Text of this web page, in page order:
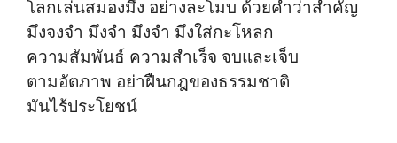
โลกเล่นสมองมึง อย่างละโมบ ด้วยคำว่าสำคัญ
มึงจงจำ มึงจำ มึงจำ มึงใส่กะโหลก
ความสัมพันธ์ ความสำเร็จ จบและเจ็บ
ตามอัตภาพ อย่าฝืนกฎของธรรมชาติ
มันไร้ประโยชน์